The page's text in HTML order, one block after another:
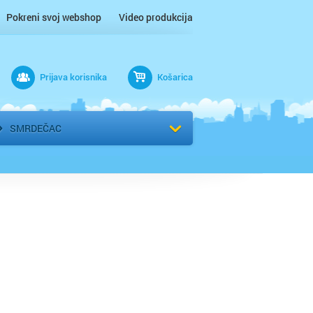
Pokreni svoj webshop Video produkcija
Prijava korisnika Košarica
SMRDEČAC